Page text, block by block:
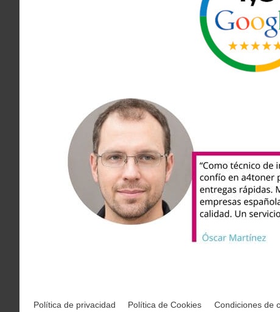
Política de privacidad Política de Cookies Condiciones de